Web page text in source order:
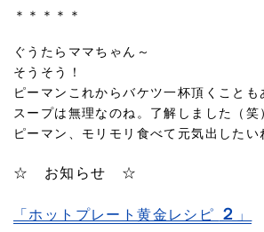
＊＊＊＊＊
ぐうたらママちゃん～
そうそう！
ピーマンこれからバケツ一杯頂くことも
スープは無理なのね。了解しました（笑
ピーマン、モリモリ食べて元気出したい
☆ お知らせ ☆
「ホットプレート黄金レシピ ２ 」